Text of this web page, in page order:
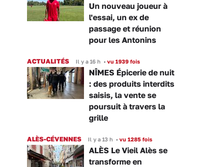
Un nouveau joueur à
l'essai, un ex de
passage et réunion
pour les Antonins
ACTUALITÉS Il y a 16 h • vu 1939 fois
NÎMES Épicerie de nuit
: des produits interdits
saisis, la vente se
poursuit à travers la
grille
ALÈS-CÉVENNES Il y a 13 h • vu 1285 fois
ALÈS Le Vieil Alès se
transforme en